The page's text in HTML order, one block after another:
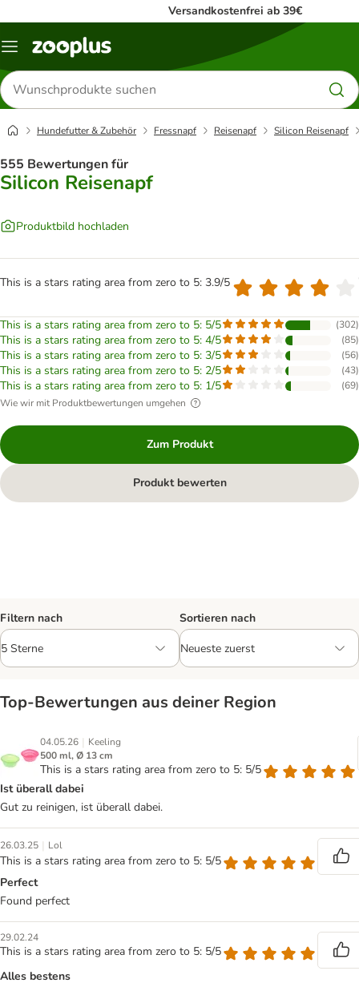
Versandkostenfrei ab 39€
Menü
Produkte
suchen
Hundefutter & Zubehör Fressnapf Reisenapf Silicon Reisenapf
555 Bewertungen für
Silicon Reisenapf
Produktbild hochladen
This is a stars rating area from zero to 5: 3.9/5
This is a stars rating area from zero to 5: 5/5 (302)
This is a stars rating area from zero to 5: 4/5 (85)
This is a stars rating area from zero to 5: 3/5 (56)
This is a stars rating area from zero to 5: 2/5 (43)
This is a stars rating area from zero to 5: 1/5 (69)
Wie wir mit Produktbewertungen umgehen
Zum Produkt
Produkt bewerten
Filtern nach Sortieren nach
Top‑Bewertungen aus deiner Region
04.05.26 | Keeling
500 ml, Ø 13 cm
This is a stars rating area from zero to 5: 5/5
Ist überall dabei
Gut zu reinigen, ist überall dabei.
26.03.25 | Lol
This is a stars rating area from zero to 5: 5/5
Perfect
Found perfect
29.02.24
This is a stars rating area from zero to 5: 5/5
Alles bestens